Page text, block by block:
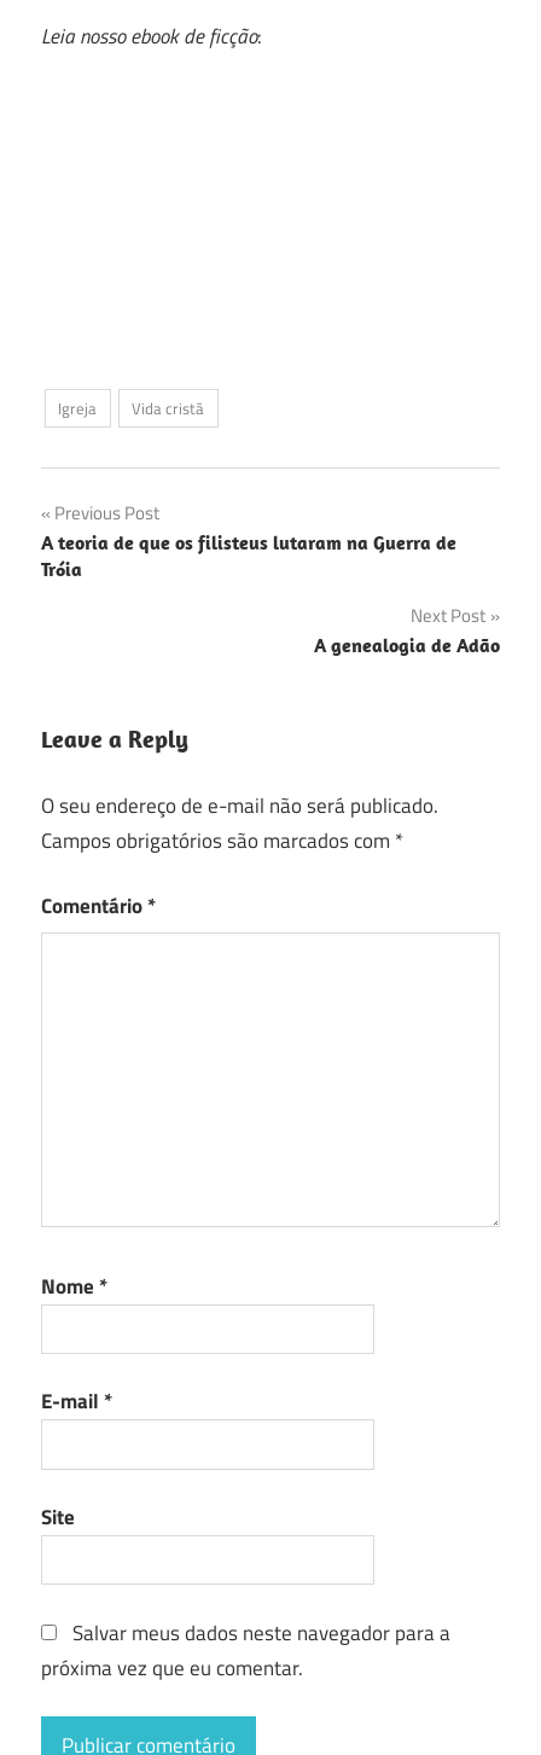
Leia nosso ebook de ficção:
Igreja Vida cristã
Navegação
de
Previous Post
A teoria de que os filisteus lutaram na Guerra de
Tróia
Next Post
A genealogia de Adão
Leave a Reply
O seu endereço de e-mail não será publicado.
Campos obrigatórios são marcados com *
Comentário*
Nome *
E-mail *
Site
Salvar meus dados neste navegador para a
próxima vez que eu comentar.